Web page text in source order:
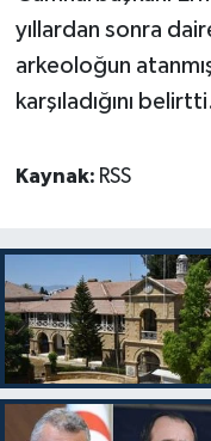
yıllardan sonra
arkeoloğun
karşıladığını
Kaynak: RSS